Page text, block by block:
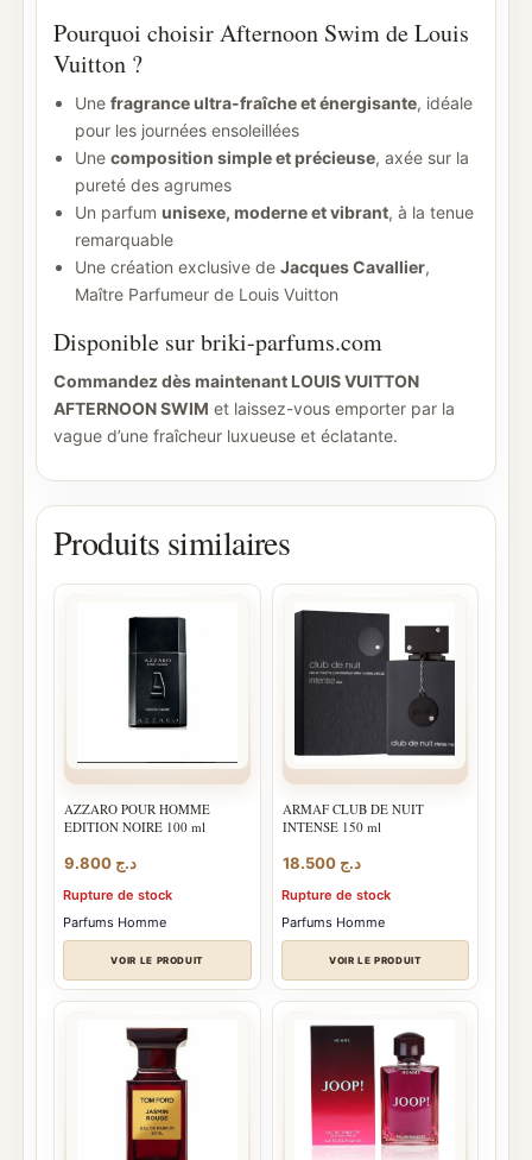
Pourquoi choisir Afternoon Swim de Louis
Vuitton ?
Une fragrance ultra-fraîche et énergisante, idéale
pour les journées ensoleillées
Une composition simple et précieuse, axée sur la
pureté des agrumes
Un parfum unisexe, moderne et vibrant, à la tenue
remarquable
Une création exclusive de Jacques Cavallier,
Maître Parfumeur de Louis Vuitton
Disponible sur briki-parfums.com
Commandez dès maintenant LOUIS VUITTON
AFTERNOON SWIM et laissez-vous emporter par la
vague d’une fraîcheur luxueuse et éclatante.
Produits similaires
AZZARO POUR HOMME
EDITION NOIRE 100 ml
د.ج
Rupture de stock
Parfums Homme
VOIR LE PRODUIT
ARMAF CLUB DE NUIT
INTENSE 150 ml
د.ج 18.500
Rupture de stock
Parfums Homme
VOIR LE PRODUIT